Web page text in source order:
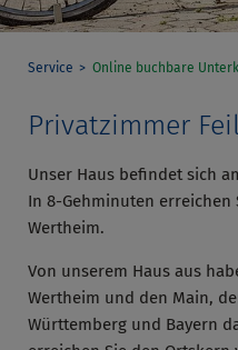
Service Online buchbare
Privatzimmer Feil
Unser Haus befindet sich
In 8-Gehminuten
Wertheim.
Von unserem Haus aus
Wertheim und den Main,
Württemberg und Bayern